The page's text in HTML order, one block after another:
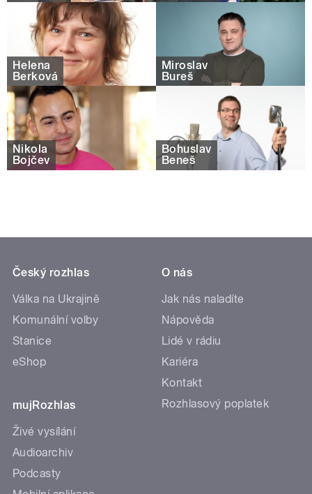
Helena
Berková
Miroslav
Bureš
Nikola
Bojčev
Bohuslav
Beneš
Český rozhlas
Válka na Ukrajině
Komunální volby
Stanice
eShop
mujRozhlas
Živé vysílání
Audioarchiv
Podcasty
O nás
Jak nás naladíte
Nápověda
Lidé v rádiu
Kariéra
Kontakt
Rozhlasový poplatek